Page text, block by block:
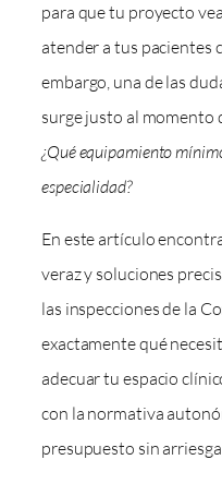
para que tu proyecto
atender a tus pacientes
embargo, una de las
surge justo al momento
¿Qué equipamiento
especialidad?
En este artículo
veraz y soluciones
las inspecciones de la
exactamente qué
adecuar tu espacio
con la normativa
presupuesto sin